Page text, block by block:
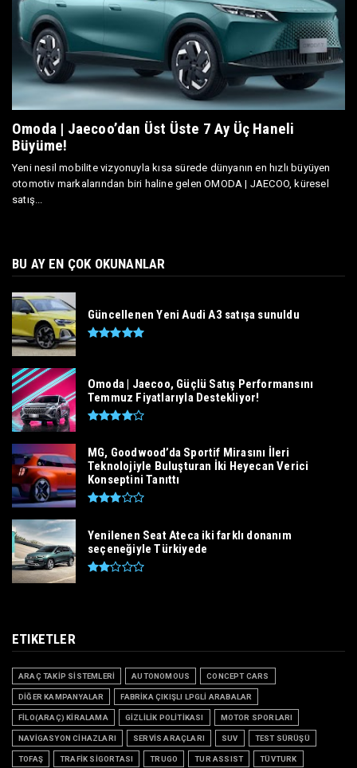
Omoda | Jaecoo’dan Üst Üste 7 Ay Üç Haneli
Büyüme!
Yeni nesil mobilite vizyonuyla kısa sürede dünyanın en hızlı büyüyen
otomotiv markalarından biri haline gelen OMODA | JAECOO, küresel
satış...
BU AY EN ÇOK OKUNANLAR
Güncellenen Yeni Audi A3 satışa sunuldu
Omoda | Jaecoo, Güçlü Satış Performansını
Temmuz Fiyatlarıyla Destekliyor!
MG, Goodwood’da Sportif Mirasını İleri
Teknolojiyle Buluşturan İki Heyecan Verici
Konseptini Tanıttı
Yenilenen Seat Ateca iki farklı donanım
seçeneğiyle Türkiyede
ETIKETLER
ARAÇ TAKİP SİSTEMLERİ AUTONOMOUS CONCEPT CARS
DİĞER KAMPANYALAR FABRİKA ÇIKIŞLI LPGLİ ARABALAR
FİLO(ARAÇ) KİRALAMA GİZLİLİK POLİTİKASI MOTOR SPORLARI
NAVİGASYON CİHAZLARI SERVİS ARAÇLARI SUV TEST SÜRÜŞÜ
TOFAŞ TRAFİK SİGORTASI TRUGO TUR ASSIST TÜVTURK